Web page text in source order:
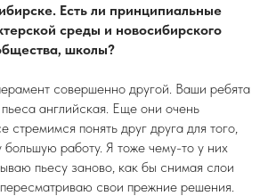
Есть ли принципиальные
среды и новосибирского
школы?
совершенно другой. Ваши ребята
английская. Еще они очень
понять друг друга для того,
большую работу. Я тоже чему-то у них
пьесу заново, как бы снимая слои
свои прежние решения.